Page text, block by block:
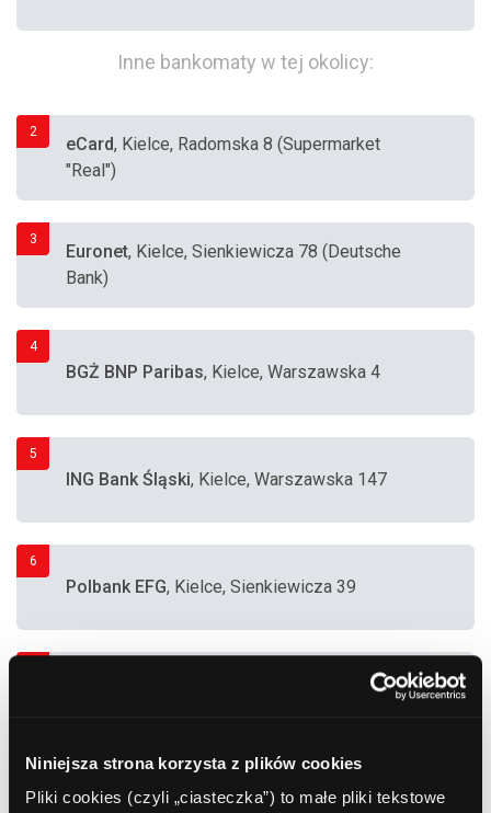
Niniejsza strona korzysta z plików cookies
Pliki cookies (czyli „ciasteczka”) to małe pliki tekstowe
Inne bankomaty w tej okolicy:
2
eCard, Kielce, Radomska 8 (Supermarket
"Real")
3
Euronet, Kielce, Sienkiewicza 78 (Deutsche
Bank)
4
BGŻ BNP Paribas, Kielce, Warszawska 4
5
ING Bank Śląski, Kielce, Warszawska 147
6
Polbank EFG, Kielce, Sienkiewicza 39
, Kielce,
Bank Polska Kasa Opieki (PEKAO SA) , Kielce,